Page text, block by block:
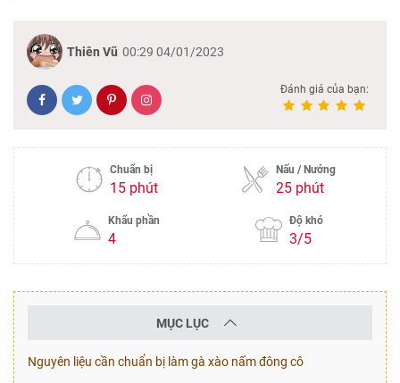
Thiên Vũ 00:29 04/01/2023
Đánh giá của bạn:
Chuẩn bị
15 phút
Nấu / Nướng
25 phút
Khẩu phần
4
Độ khó
3/5
MỤC LỤC
Nguyên liệu cần chuẩn bị làm gà xào nấm đông cô